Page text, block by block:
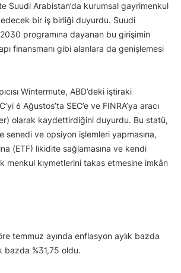
Suudi Arabistan’da kurumsal gayrimenkul
edecek bir iş birliği duyurdu. Suudi
2030 programına dayanan bu girişimin
finansmanı gibi alanlara da genişlemesi
Wintermute, ABD’deki iştiraki
6 Ağustos’ta SEC’e ve FINRA’ya aracı
olarak kaydettirdiğini duyurdu. Bu statü,
senedi ve opsiyon işlemleri yapmasına,
(ETF) likidite sağlamasına ve kendi
menkul kıymetlerini takas etmesine imkân
temmuz ayında enflasyon aylık bazda
bazda %31,75 oldu.